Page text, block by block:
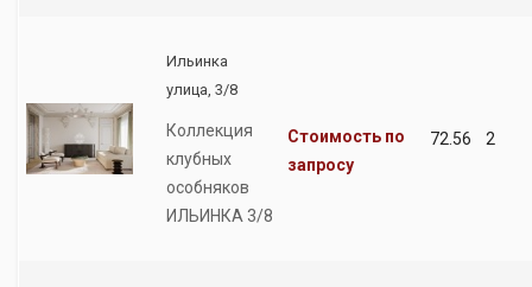
Ильинка
улица, 3/8
Коллекция
клубных
особняков
ИЛЬИНКА 3/8
Стоимость по
запросу
72.56 2